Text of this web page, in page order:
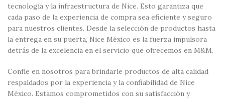
tecnología y la infraestructura de Nice. Esto garantiza que
cada paso de la experiencia de compra sea eficiente y seguro
para nuestros clientes. Desde la selección de productos hasta
la entrega en su puerta, Nice México es la fuerza impulsora
detrás de la excelencia en el servicio que ofrecemos en M&M.
Confíe en nosotros para brindarle productos de alta calidad
respaldados por la experiencia y la confiabilidad de Nice
México. Estamos comprometidos con su satisfacción y